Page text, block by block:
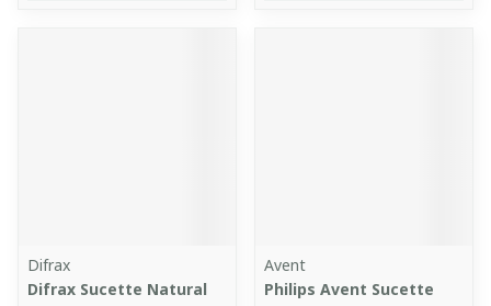
Difrax
Difrax Sucette Natural
Avent
Philips Avent Sucette